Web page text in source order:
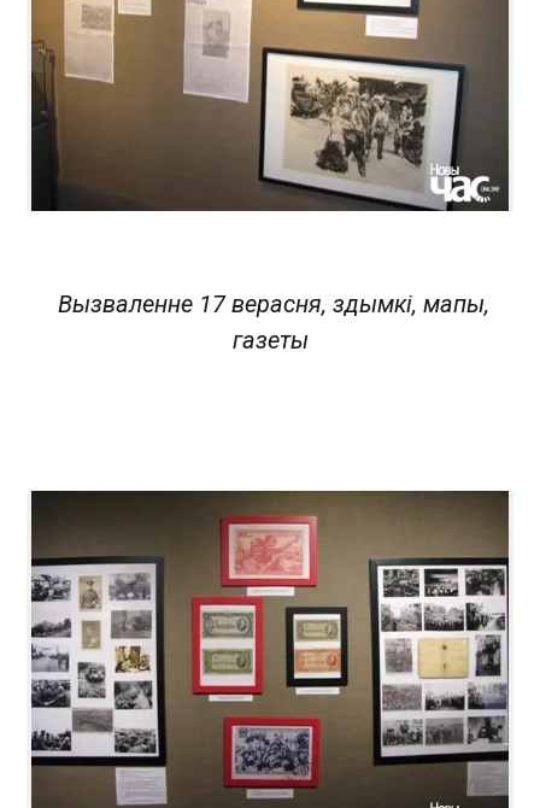
Вызваленне 17 верасня, здымкі, мапы,
газеты